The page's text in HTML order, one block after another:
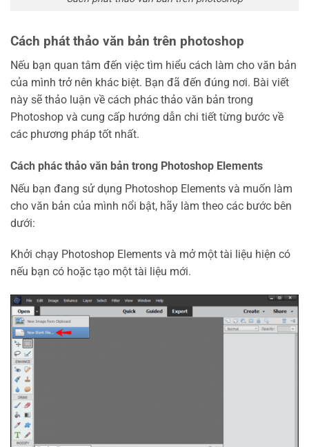
Cách phát thảo văn bản trên photoshop
Nếu bạn quan tâm đến việc tìm hiểu cách làm cho văn bản
của mình trở nên khác biệt. Bạn đã đến đúng nơi. Bài viết
này sẽ thảo luận về cách phác thảo văn bản trong
Photoshop và cung cấp hướng dẫn chi tiết từng bước về
các phương pháp tốt nhất.
Cách phác thảo văn bản trong Photoshop Elements
Nếu bạn đang sử dụng Photoshop Elements và muốn làm
cho văn bản của mình nổi bật, hãy làm theo các bước bên
dưới:
Khởi chạy Photoshop Elements và mở một tài liệu hiện có
nếu bạn có hoặc tạo một tài liệu mới.